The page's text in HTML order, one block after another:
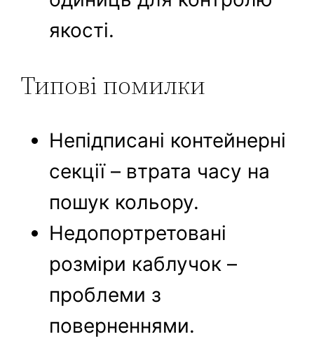
якості.
Типові помилки
Непідписані контейнерні
секції – втрата часу на
пошук кольору.
Недопортретовані
розміри каблучок –
проблеми з
поверненнями.